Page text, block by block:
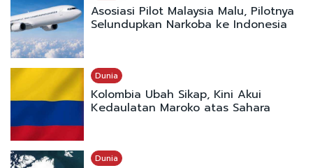
Asosiasi Pilot Malaysia Malu, Pilotnya
Selundupkan Narkoba ke Indonesia
Dunia
Kolombia Ubah Sikap, Kini Akui
Kedaulatan Maroko atas Sahara
Dunia